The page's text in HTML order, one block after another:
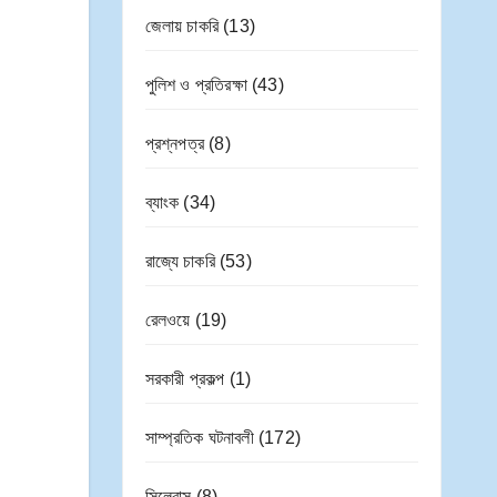
জেলায় চাকরি(13)
পুলিশ ও প্রতিরক্ষা(43)
প্রশ্নপত্র(8)
ব্যাংক (34)
রাজ্যে চাকরি(53)
রেলওয়ে (19)
সরকারী প্রকল্প (1)
সাম্প্রতিক ঘটনাবলী(172)